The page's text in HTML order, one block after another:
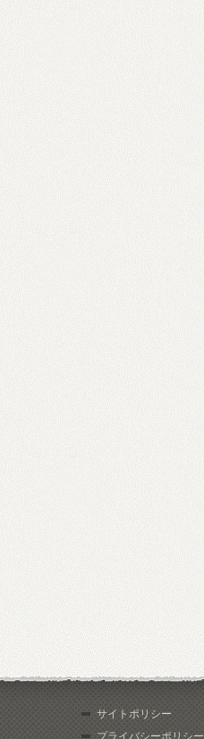
サイトポリシー
プライバシーポリシー